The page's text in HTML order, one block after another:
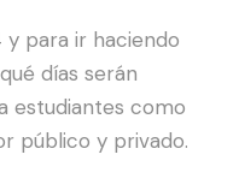
para ir haciendo
días serán
estudiantes como
público y privado.